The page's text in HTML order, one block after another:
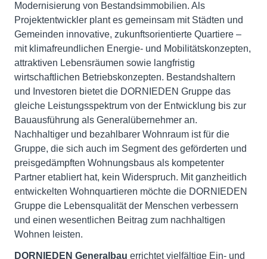
Modernisierung von Bestandsimmobilien. Als
Projektentwickler plant es gemeinsam mit Städten und
Gemeinden innovative, zukunftsorientierte Quartiere –
mit klimafreundlichen Energie- und Mobilitätskonzepten,
attraktiven Lebensräumen sowie langfristig
wirtschaftlichen Betriebskonzepten. Bestandshaltern
und Investoren bietet die DORNIEDEN Gruppe das
gleiche Leistungsspektrum von der Entwicklung bis zur
Bauausführung als Generalübernehmer an.
Nachhaltiger und bezahlbarer Wohnraum ist für die
Gruppe, die sich auch im Segment des geförderten und
preisgedämpften Wohnungsbaus als kompetenter
Partner etabliert hat, kein Widerspruch. Mit ganzheitlich
entwickelten Wohnquartieren möchte die DORNIEDEN
Gruppe die Lebensqualität der Menschen verbessern
und einen wesentlichen Beitrag zum nachhaltigen
Wohnen leisten.
DORNIEDEN Generalbau errichtet vielfältige Ein- und